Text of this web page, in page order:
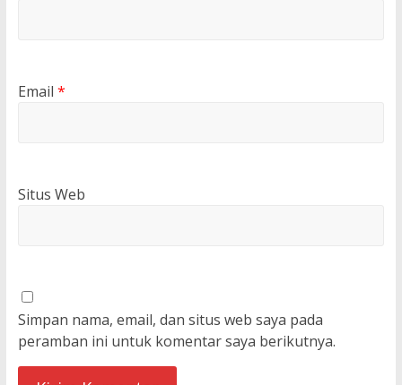
Email *
Situs Web
Simpan nama, email, dan situs web saya pada
peramban ini untuk komentar saya berikutnya.